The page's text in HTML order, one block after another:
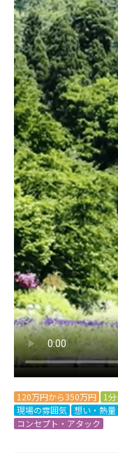
120万円から350万円 1
現場の雰囲気
想い・熱量
コンセプト・アタック